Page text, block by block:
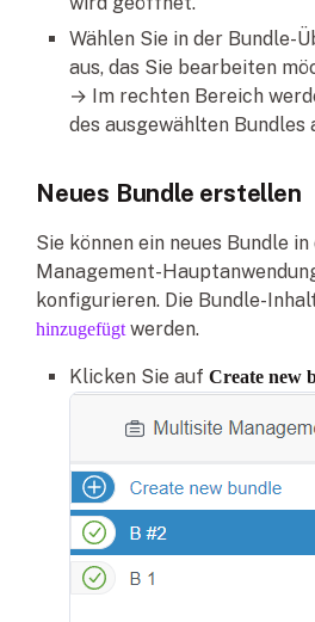
Wählen Sie in der Bundle-
aus, das Sie bearbeiten
→ Im rechten Bereich
des ausgewählten Bundles
Neues Bundle erstellen
Sie können ein neues Bundle
Management-
konfigurieren. Die Bundle-
hinzugefügtwerden.
Klicken Sie auf Create new